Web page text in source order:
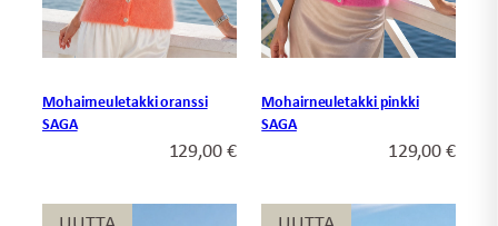
Mohairneuletakki oranssi
SAGA
129,00€
Mohairneuletakki pinkki
SAGA
129,00€